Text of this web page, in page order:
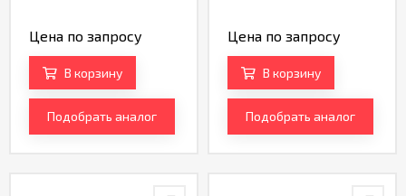
Цена по запросу
В корзину
Подобрать аналог
Цена по запросу
В корзину
Подобрать аналог